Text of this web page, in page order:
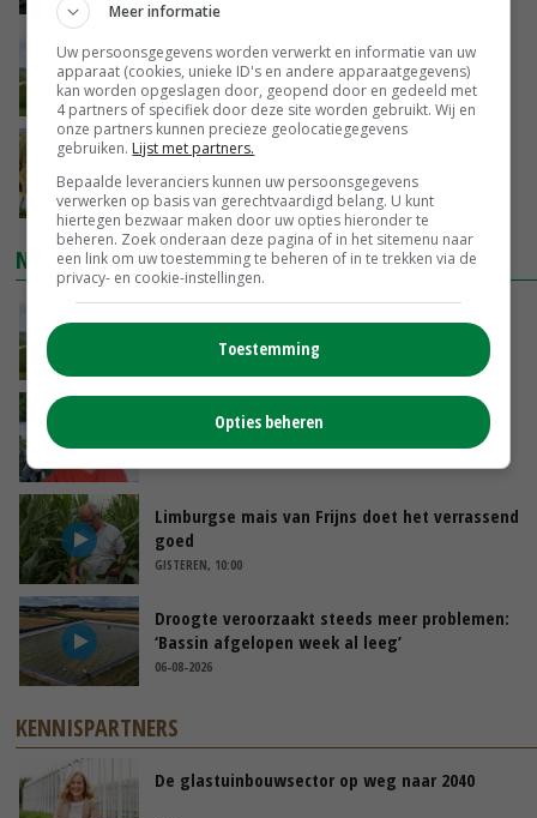
POAH!: John Deere 7730
VANDAAG, 10:00
Geen vee meer op Noord-Hollandse zeedijken
door aanhoudende droogte
VANDAAG, 09:48
NIEUWSTE VIDEO'S
VANDAAG, 10:00
Oekraïne-vlogger Kees Huizinga: ‘Bezoek van
de ambassade mag zelf groente plukken’
Limburgse mais van Frijns doet het verrassend
goed
GISTEREN, 10:00
Droogte veroorzaakt steeds meer problemen:
‘Bassin afgelopen week al leeg’
06-08-2026
KENNISPARTNERS
De glastuinbouwsector op weg naar 2040
Meer informatie
Uw persoonsgegevens worden verwerkt en informatie van uw
apparaat (cookies, unieke ID's en andere apparaatgegevens)
kan worden opgeslagen door, geopend door en gedeeld met
4 partners of specifiek door deze site worden gebruikt. Wij en
onze partners kunnen precieze geolocatiegegevens
gebruiken. Lijst met partners.
Bepaalde leveranciers kunnen uw persoonsgegevens
verwerken op basis van gerechtvaardigd belang. U kunt
hiertegen bezwaar maken door uw opties hieronder te
beheren. Zoek onderaan deze pagina of in het sitemenu naar
een link om uw toestemming te beheren of in te trekken via de
privacy- en cookie-instellingen.
Toestemming
Opties beheren